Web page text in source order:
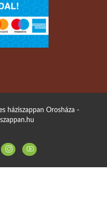
háziszappan Orosháza -